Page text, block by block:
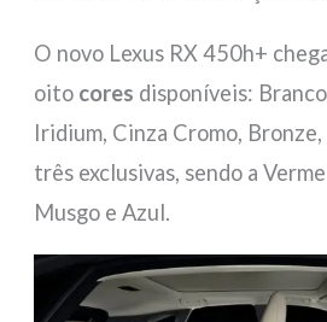
O novo Lexus RX 450h+
oito cores disponíveis:
Iridium, Cinza Cromo,
três exclusivas, sendo a
Musgo e Azul.